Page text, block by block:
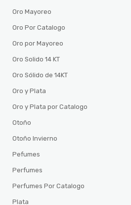
Oro Mayoreo
Oro Por Catalogo
Oro por Mayoreo
Oro Solido 14 KT
Oro Sólido de 14KT
Oro y Plata
Oro y Plata por Catalogo
Otoño
Otoño Invierno
Pefumes
Perfumes
Perfumes Por Catalogo
Plata